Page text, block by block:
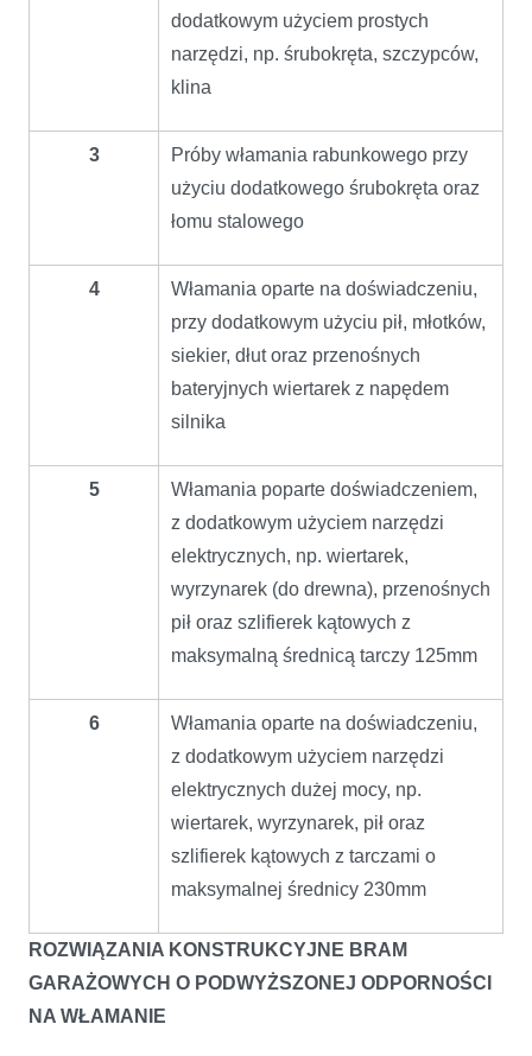
dodatkowym użyciem prostych
narzędzi, np. śrubokręta, szczypców,
klina
3
Próby włamania rabunkowego przy
użyciu dodatkowego śrubokręta oraz
łomu stalowego
4
Włamania oparte na doświadczeniu,
przy dodatkowym użyciu pił, młotków,
siekier, dłut oraz przenośnych
bateryjnych wiertarek z napędem
silnika
5
Włamania poparte doświadczeniem,
z dodatkowym użyciem narzędzi
elektrycznych, np. wiertarek,
wyrzynarek (do drewna), przenośnych
pił oraz szlifierek kątowych z
maksymalną średnicą tarczy 125mm
6
Włamania oparte na doświadczeniu,
z dodatkowym użyciem narzędzi
elektrycznych dużej mocy, np.
wiertarek, wyrzynarek, pił oraz
szlifierek kątowych z tarczami o
maksymalnej średnicy 230mm
ROZWIĄZANIA KONSTRUKCYJNE BRAM
GARAŻOWYCH O PODWYŻSZONEJ ODPORNOŚCI
NA WŁAMANIE